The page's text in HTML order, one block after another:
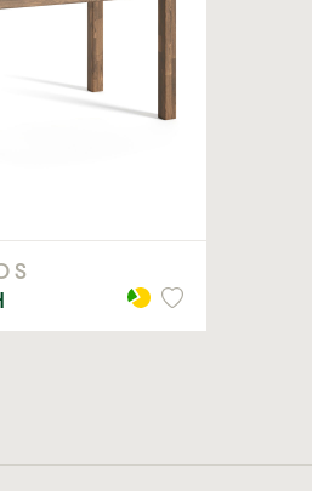
стилю.
свій дім і
унікальні меблі
S